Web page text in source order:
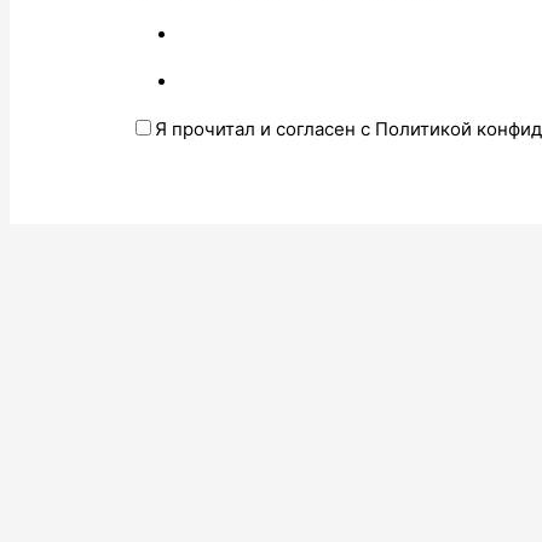
Я прочитал и согласен с Политикой